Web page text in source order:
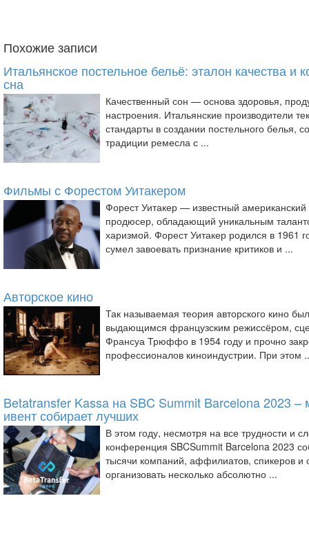
Похожие записи
Итальянское постельное бельё: эталон качества и
сна
Качественный сон — основа здоровья,
настроения. Итальянские производители
стандарты в создании постельного белья,
традиции ремесла с ...
Фильмы с Форестом Уитакером
Форест Уитакер — известный
продюсер, обладающий уникальным
харизмой. Форест Уитакер родился в 1961
сумел завоевать признание критиков и ...
Авторское кино
Так называемая теория авторского кино
выдающимся французским режиссёром,
Франсуа Трюффо в 1954 году и прочно
профессионалов киноиндустрии. При этом
Betatransfer Kassa на SBC Summit Barcelona 2023
ивент собирает лучших
В этом году, несмотря на все трудности и
конференция SBCSummit Barcelona 2023
тысячи компаний, аффилиатов, спикеров и
организовать несколько абсолютно ...